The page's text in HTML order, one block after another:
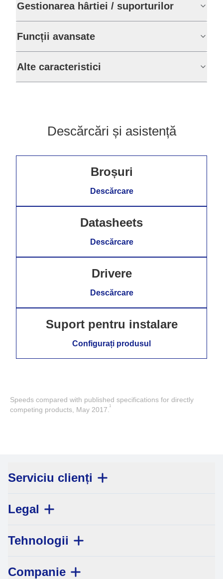
Gestionarea hârtiei / suporturilor
Funcții avansate
Alte caracteristici
Descărcări și asistență
Broșuri
Descărcare
Datasheets
Descărcare
Drivere
Descărcare
Suport pentru instalare
Configurați produsul
Speeds compared with published specifications for directly
competing products, May 2017. 1
Serviciu clienți
Legal
Tehnologii
Companie